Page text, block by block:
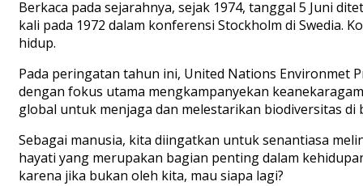
Berkaca pada sejarahnya, sejak 1974, tanggal 5 Juni
kali pada 1972 dalam konferensi Stockholm di
hidup.
Pada peringatan tahun ini, United Nations Environmet
dengan fokus utama mengkampanyekan
global untuk menjaga dan melestarikan biodiversitas di
Sebagai manusia, kita diingatkan untuk senantiasa
hayati yang merupakan bagian penting dalam
karena jika bukan oleh kita, mau siapa lagi?